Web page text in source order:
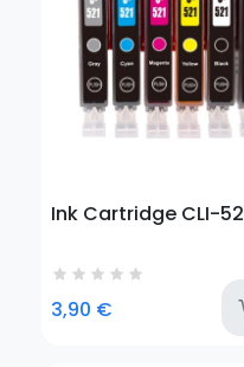
Ink Cartridge CLI-
3,90 €